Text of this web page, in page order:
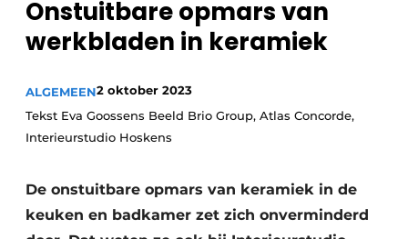
Privacy / Cookie statement
Vacature aanmelden
Onstuitbare opmars van
werkbladen in keramiek
ALGEMEEN2 oktober 2023
Tekst Eva Goossens Beeld Brio Group, Atlas Concorde,
Interieurstudio Hoskens
De onstuitbare opmars van keramiek in de
keuken en badkamer zet zich onverminderd